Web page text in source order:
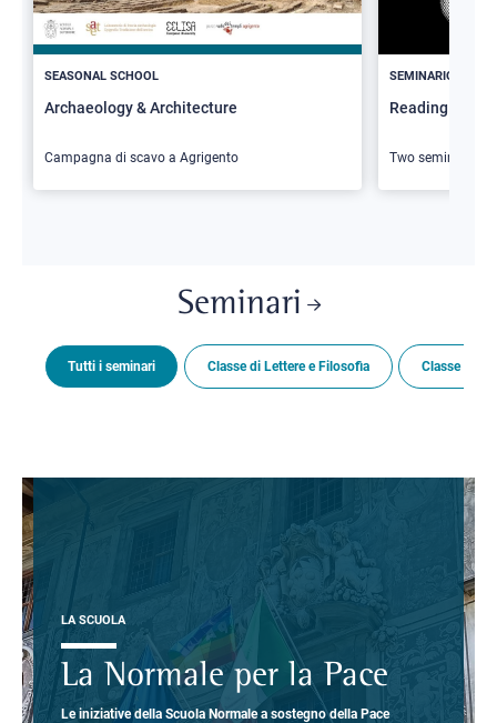
SEASONAL SCHOOL
Archaeology & Architecture
Campagna di scavo a Agrigento
SEMINARIO
Reading
Two seminars
Seminari
Tutti i seminari Classe di Lettere e Filosofia Classe di
LA SCUOLA
La Normale per la Pace
Le iniziative della Scuola Normale a sostegno della Pace